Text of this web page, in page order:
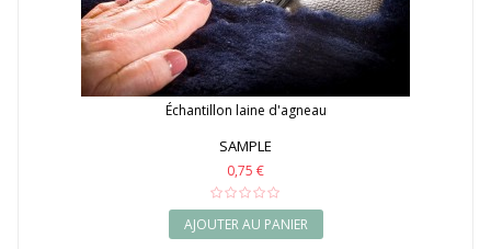
Échantillon laine d'agneau
SAMPLE
0,75 €
AJOUTER AU PANIER